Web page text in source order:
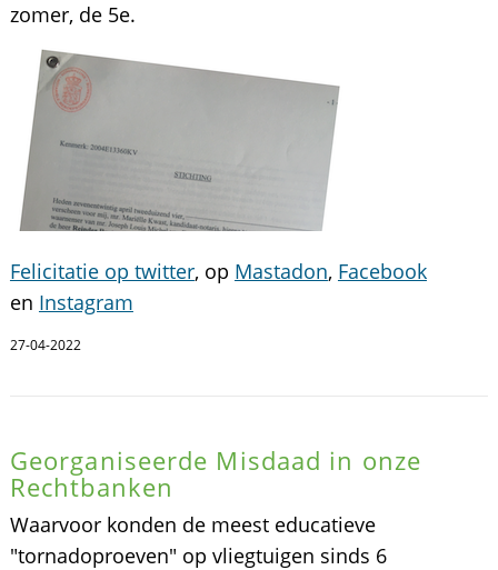
zomer, de 5e.
Felicitatie op twitter, op Mastadon, Facebook
en Instagram
27-04-2022
Georganiseerde Misdaad in onze
Rechtbanken
Waarvoor konden de meest educatieve
"tornadoproeven" op vliegtuigen sinds 6